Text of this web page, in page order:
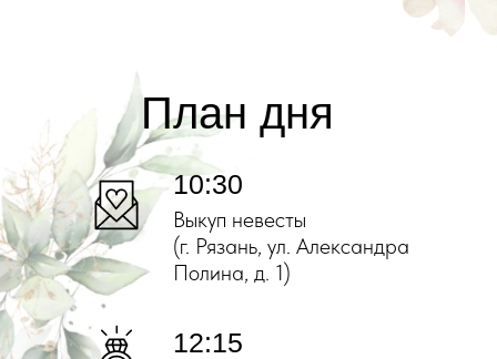
10:30
План дня
Выкуп невесты
(г. Рязань, ул. Александра
Полина, д. 1)
12:15